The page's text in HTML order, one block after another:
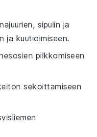
sipulin ja
ja kuutioimiseen.
pilkkomiseen
sekoittamiseen